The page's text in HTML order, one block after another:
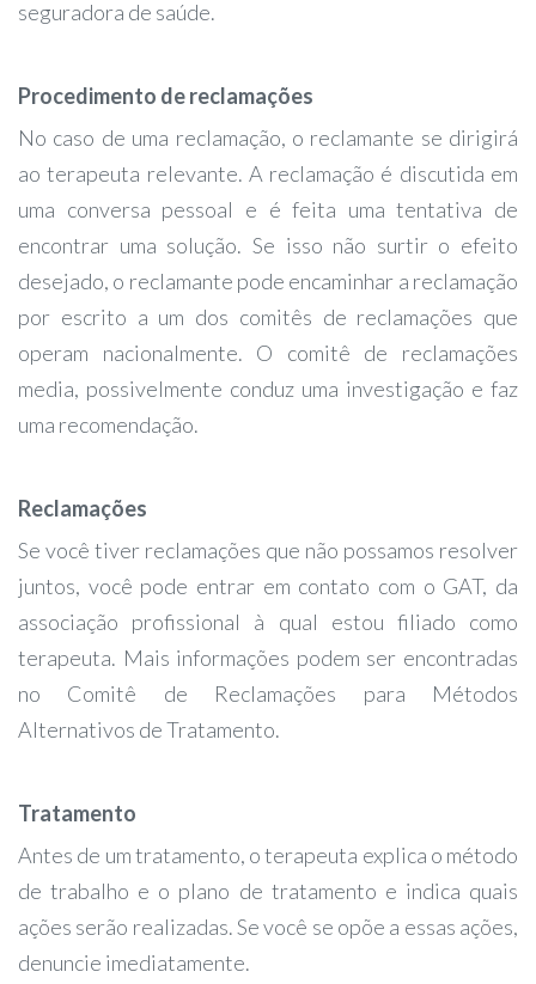
seguradora de saúde.
Procedimento de reclamações
No caso de uma reclamação, o reclamante se dirigirá
ao terapeuta relevante. A reclamação é discutida em
uma conversa pessoal e é feita uma tentativa de
encontrar uma solução. Se isso não surtir o efeito
desejado, o reclamante pode encaminhar a reclamação
por escrito a um dos comitês de reclamações que
operam nacionalmente. O comitê de reclamações
media, possivelmente conduz uma investigação e faz
uma recomendação.
Reclamações
Se você tiver reclamações que não possamos resolver
juntos, você pode entrar em contato com o GAT, da
associação profissional à qual estou filiado como
terapeuta. Mais informações podem ser encontradas
no Comitê de Reclamações para Métodos
Alternativos de Tratamento.
Tratamento
Antes de um tratamento, o terapeuta explica o método
de trabalho e o plano de tratamento e indica quais
ações serão realizadas. Se você se opõe a essas ações,
denuncie imediatamente.